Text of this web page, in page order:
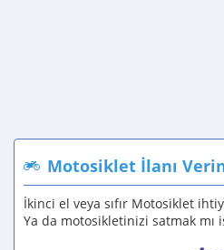
Motosiklet İlanı
İkinci el veya sıfır Motosiklet
Ya da motosikletinizi satmak mı